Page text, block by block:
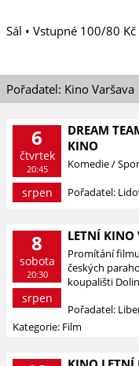
Sál • Vstupné 100/80 Kč
Pořadatel: Kino Varšava
6
čtvrtek
20:45
srpen
DREAM
KINO
Komedie /
Pořadatel:
8
sobota
20:30
srpen
LETNÍ KINO
Promítání
českých
koupališti
Pořadatel:
Kategorie: Film